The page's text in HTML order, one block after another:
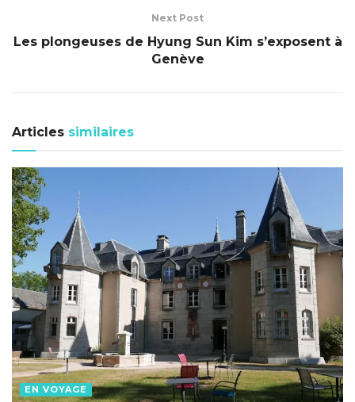
Next Post
Les plongeuses de Hyung Sun Kim s’exposent à
Genève
Articles similaires
EN VOYAGE